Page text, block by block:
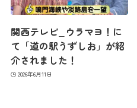
関西テレビ_ウラマヨ！に
て「道の駅うずしお」が紹
介されました！
2026年6月11日